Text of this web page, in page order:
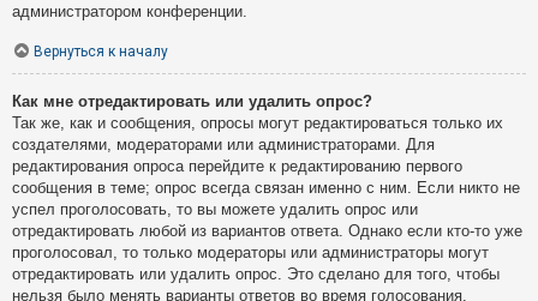
администратором конференции.
Вернуться к началу
Как мне отредактировать или удалить опрос?
Так же, как и сообщения, опросы могут редактироваться только их
создателями, модераторами или администраторами. Для
редактирования опроса перейдите к редактированию первого
сообщения в теме; опрос всегда связан именно с ним. Если никто не
успел проголосовать, то вы можете удалить опрос или
отредактировать любой из вариантов ответа. Однако если кто-то уже
проголосовал, то только модераторы или администраторы могут
отредактировать или удалить опрос. Это сделано для того, чтобы
нельзя было менять варианты ответов во время голосования.